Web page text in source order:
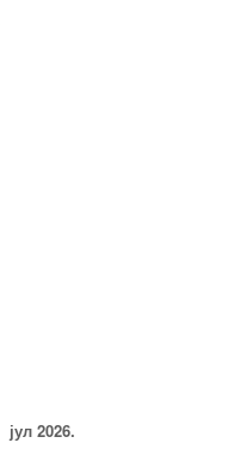
јул 2026.